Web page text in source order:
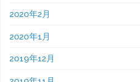
2020年2月
2020年1月
2019年12月